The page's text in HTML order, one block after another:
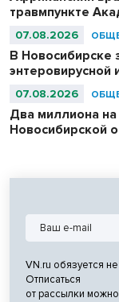
травмпункте
07.08.2026
В Новосибирске
энтеровирусной
07.08.2026
Два миллиона на
Новосибирской
VN.ru обязуется
Отписаться
от рассылки